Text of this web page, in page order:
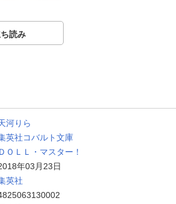
読み
河りら
英社コバルト文庫
ＤＯＬＬ・マスター！
年03月23日
英社